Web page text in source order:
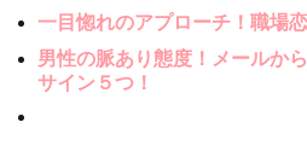
一目惚れのアプローチ！職場
男性の脈あり態度！メールか
サイン５つ！